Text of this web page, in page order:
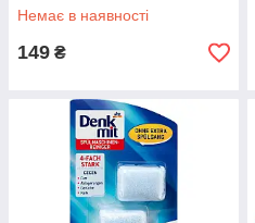
Немає в наявності
149 ₴